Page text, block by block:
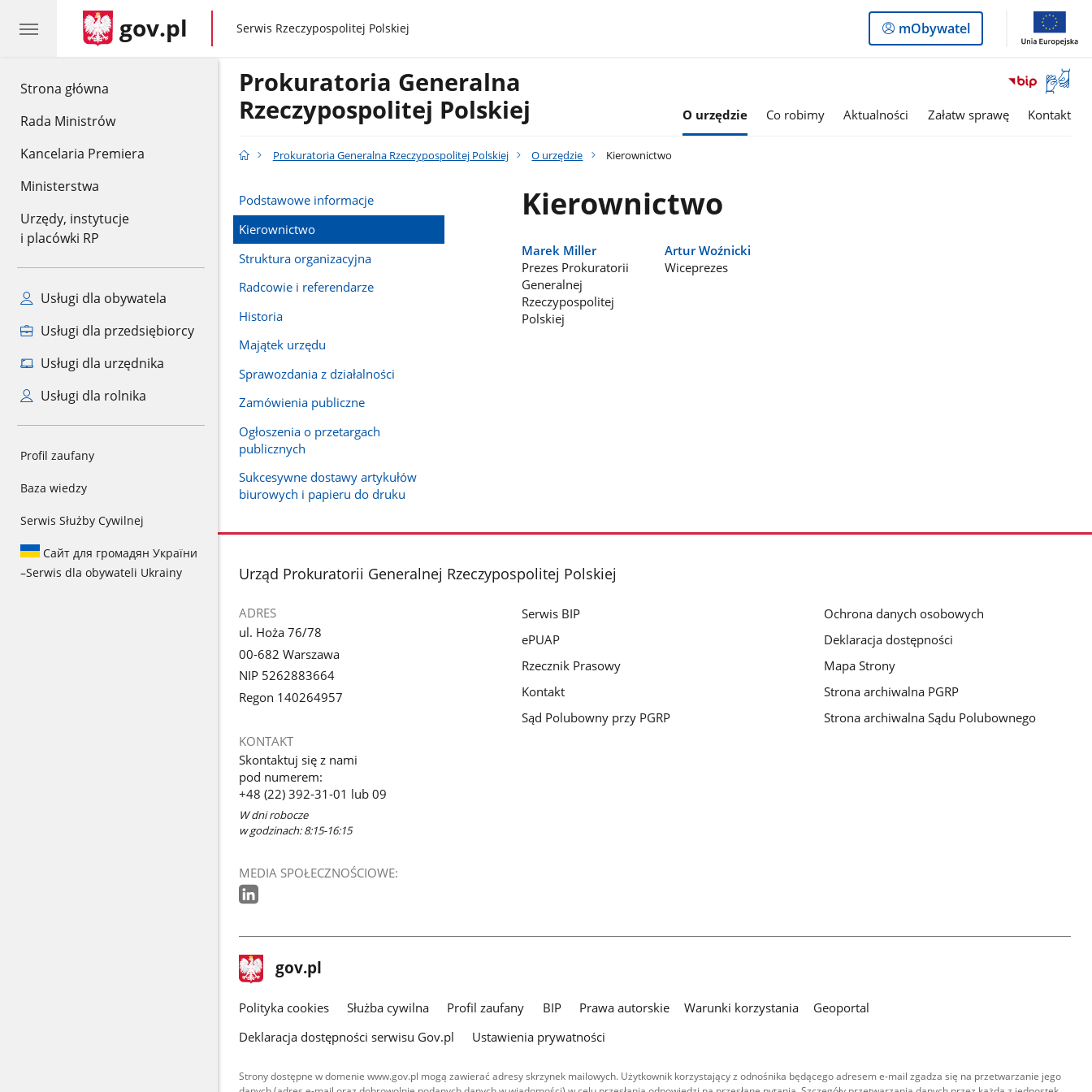
Strona główna
Rada Ministrów
Kancelaria Premiera
Ministerstwa
Urzędy, instytucje
i placówki RP
Usługi dla obywatela
Usługi dla przedsiębiorcy
Usługi dla urzędnika
Usługi dla rolnika
Profil zaufany
Baza wiedzy
Serwis Służby Cywilnej
Сайт для громадян України
–Serwis dla obywateli Ukrainy
gov.pl gov.pl
Serwis Rzeczypospolitej Polskiej
Logowanie
do
mObywatel
Otwórz
okno
z
Prokuratoria Generalna
Rzeczypospolitej Polskiej
O urzędzie Co robimy Aktualności Załatw sprawę Kontakt
Prokuratoria Generalna Rzeczypospolitej Polskiej O urzędzie Kierownictwo
Podstawowe informacje
Kierownictwo
Struktura organizacyjna
Radcowie i referendarze
Historia
Majątek urzędu
Sprawozdania z działalności
Zamówienia publiczne
Ogłoszenia o przetargach
publicznych
Sukcesywne dostawy artykułów
biurowych i papieru do druku
Kierownictwo
Marek Miller
Prezes Prokuratorii
Generalnej
Rzeczypospolitej
Polskiej
Artur Woźnicki
Wiceprezes
stopka
Urząd Prokuratorii Generalnej Rzeczypospolitej Polskiej
ADRES
ul. Hoża 76/78
00-682 Warszawa
NIP 5262883664
Regon 140264957
KONTAKT
Skontaktuj się z nami
pod numerem:
+48 (22) 392-31-01 lub 09
W dni robocze
w godzinach: 8:15-16:15
MEDIA SPOŁECZNOŚCIOWE:
Serwis BIP
ePUAP
Rzecznik Prasowy
Kontakt
Sąd Polubowny przy PGRP
Ochrona danych osobowych
Deklaracja dostępności
Mapa Strony
Strona archiwalna PGRP
Strona archiwalna Sądu Polubownego
stopka
gov.pl Strona
gov.pl
gov.pl
Polityka cookies Służba cywilna Profil zaufany BIP Prawa autorskie Warunki korzystania
Geoportal
Deklaracja dostępności serwisu Gov.pl
Ustawienia prywatności
Strony dostępne w domenie www.gov.pl mogą zawierać adresy skrzynek mailowych. Użytkownik korzystający z odnośnika będącego adresem e-mail zgadza się na przetwarzanie jego